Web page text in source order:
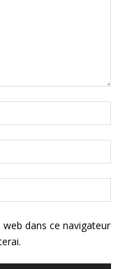
:*
:*
:
dans ce navigateur